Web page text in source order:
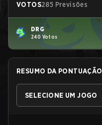
VOTOS285 Previsões
DRG
240 Votos
RESUMO DA PONTUAÇÃO
SELECIONE UM JOGO